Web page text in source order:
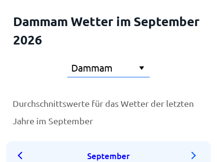
Dammam Wetter im September
2026
Durchschnittswerte für das Wetter der letzten
Jahre im September
September